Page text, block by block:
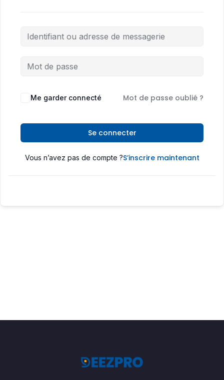
Me garder connecté Mot de passe oublié ?
Se connecter
Vous n’avez pas de compte ?S’inscrire maintenant